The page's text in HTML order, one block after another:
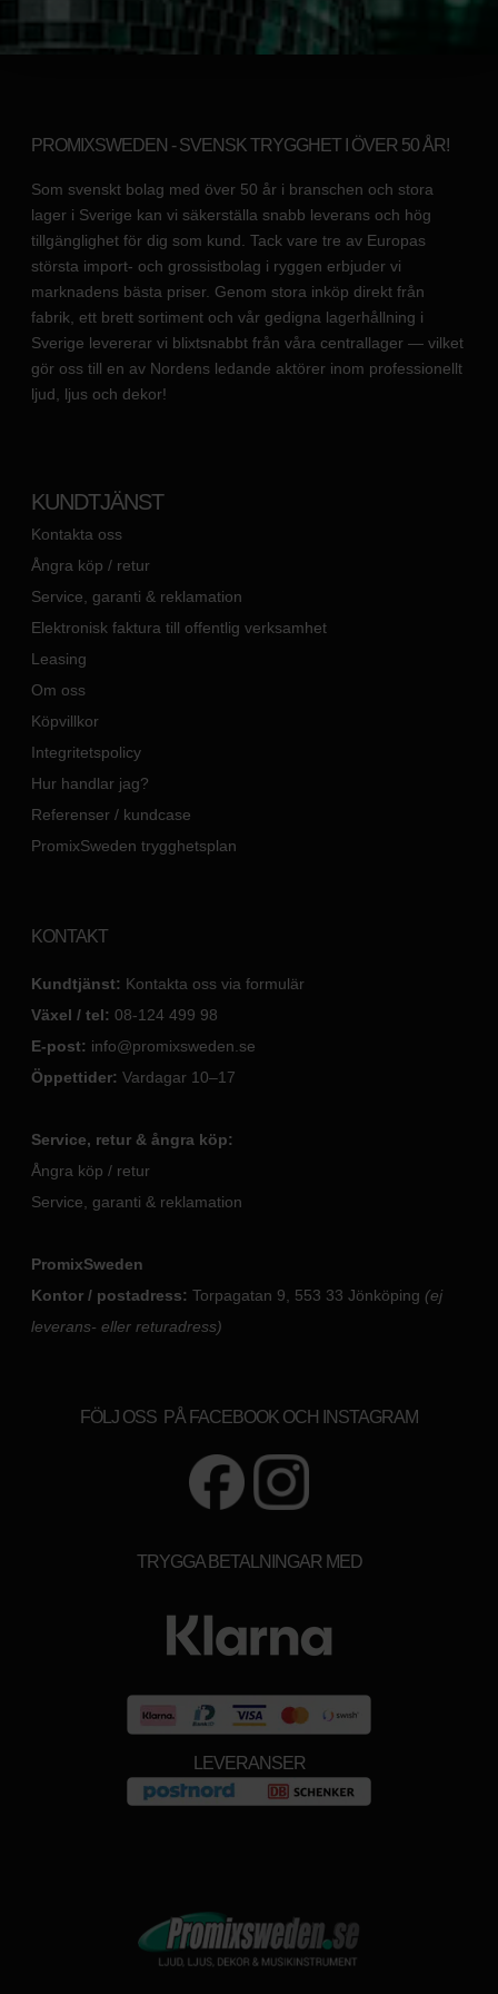
PROMIXSWEDEN - SVENSK TRYGGHET I ÖVER 50 ÅR!
Som svenskt bolag med över 50 år i branschen och stora
lager i Sverige kan vi säkerställa snabb leverans och hög
tillgänglighet för dig som kund. Tack vare tre av Europas
största import- och grossistbolag i ryggen erbjuder vi
marknadens bästa priser. Genom stora inköp direkt från
fabrik, ett brett sortiment och vår gedigna lagerhållning i
Sverige levererar vi blixtsnabbt från våra centrallager — vilket
gör oss till en av Nordens ledande aktörer inom professionellt
ljud, ljus och dekor!
KUNDTJÄNST
Kontakta oss
Ångra köp / retur
Service, garanti & reklamation
Elektronisk faktura till offentlig verksamhet
Leasing
Om oss
Köpvillkor
Integritetspolicy
Hur handlar jag?
Referenser / kundcase
PromixSweden trygghetsplan
KONTAKT
Kundtjänst: Kontakta oss via formulär
Växel / tel: 08-124 499 98
E-post: info@promixsweden.se
Öppettider: Vardagar 10–17
Service, retur & ångra köp:
Ångra köp / retur
Service, garanti & reklamation
PromixSweden
Kontor / postadress: Torpagatan 9, 553 33 Jönköping (ej
leverans- eller returadress)
FÖLJ OSS PÅ FACEBOOK OCH INSTAGRAM
TRYGGA BETALNINGAR MED
LEVERANSER